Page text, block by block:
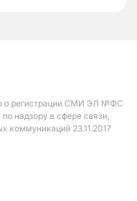
о регистрации СМИ ЭЛ №ФС
надзору в сфере связи,
коммуникаций 23.11.2017